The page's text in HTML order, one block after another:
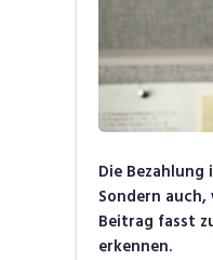
Die
Sondern
Beitrag fasst
erkennen.